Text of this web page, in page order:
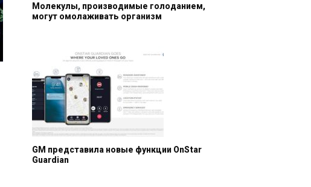
Молекулы, производимые голоданием,
могут омолаживать организм
GM представила новые функции OnStar
Guardian